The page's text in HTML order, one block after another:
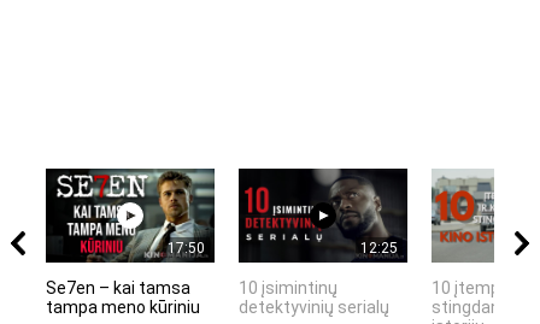
17:50
Se7en – kai tamsa
tampa meno kūriniu
12:25
10 įsimintinų
detektyvinių serialų
10 įtemptų,
stingdančių